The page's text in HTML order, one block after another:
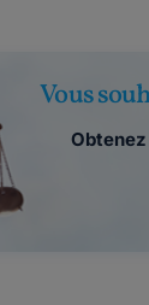
Vous